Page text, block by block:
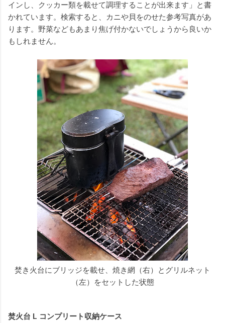
インし、クッカー類を載せて調理することが出来ます」と書
かれています。検索すると、カニや貝をのせた参考写真があ
ります。野菜などもあまり焦げ付かないでしょうから良いか
もしれません。
焚き火台にブリッジを載せ、焼き網（右）とグリルネット
（左）をセットした状態
焚火台 L コンプリート収納ケース